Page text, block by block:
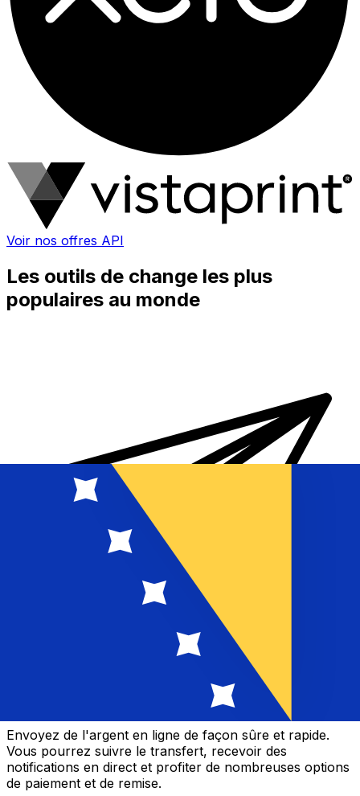
Voir nos offres API
Les outils de change les plus
populaires au monde
Transferts d'argent internationaux avec Xe
Envoyez de l'argent en ligne de façon sûre et rapide.
Vous pourrez suivre le transfert, recevoir des
notifications en direct et profiter de nombreuses options
de paiement et de remise.